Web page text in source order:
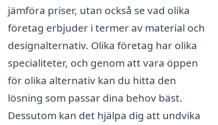
jämföra priser, utan också se vad olika
företag erbjuder i termer av material och
designalternativ. Olika företag har olika
specialiteter, och genom att vara öppen
för olika alternativ kan du hitta den
lösning som passar dina behov bäst.
Dessutom kan det hjälpa dig att undvika